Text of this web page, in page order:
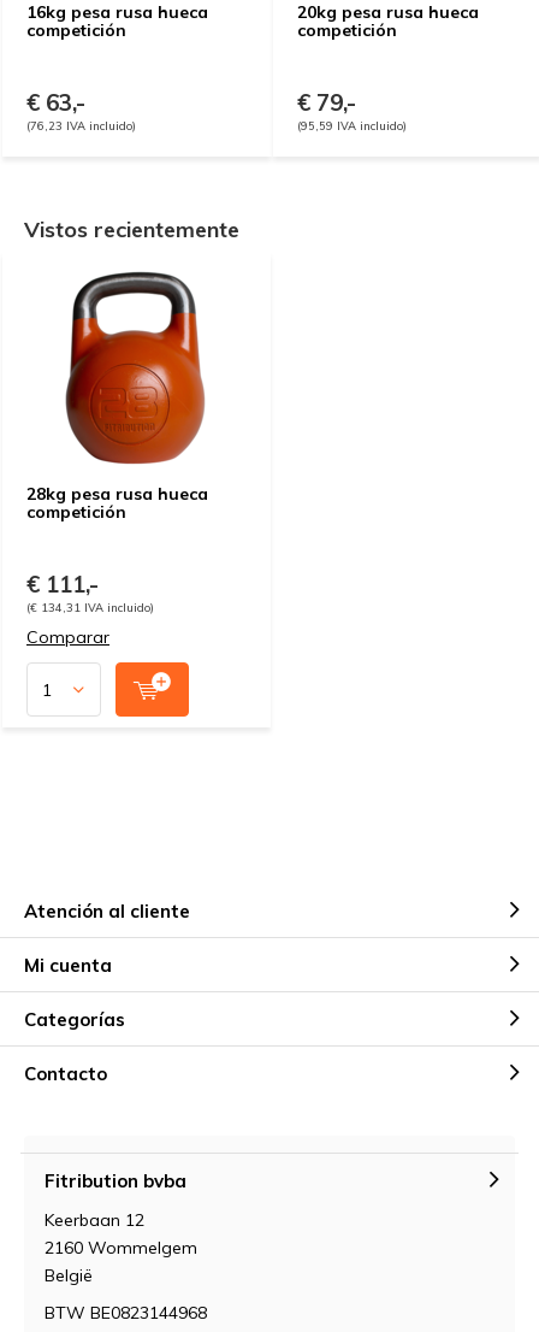
16kg pesa rusa hueca
competición
€ 63,-
(76,23 IVA incluido)
20kg pesa rusa hueca
competición
€ 79,-
(95,59 IVA incluido)
Vistos recientemente
28kg pesa rusa hueca
competición
€ 111,-
(€ 134,31 IVA incluido)
Comparar
Atención al cliente
Mi cuenta
Categorías
Contacto
Fitribution bvba
Keerbaan 12
2160 Wommelgem
België
BTW BE0823144968